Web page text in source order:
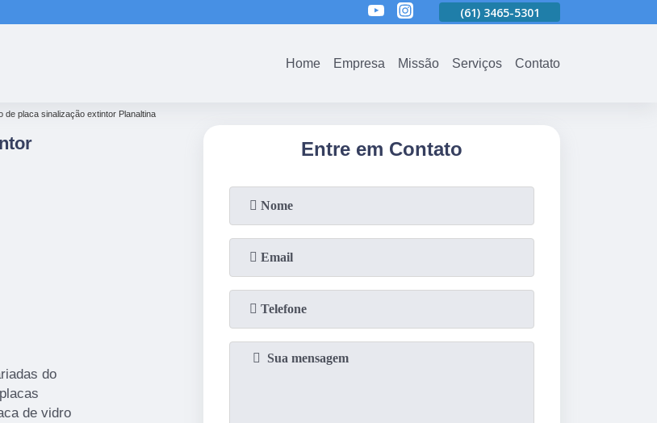
3465-5301 (61) 3465-5301
Home Empresa Missão Serviços Contato
de placa sinalização extintor Planaltina
do
de vidro
Entre em Contato